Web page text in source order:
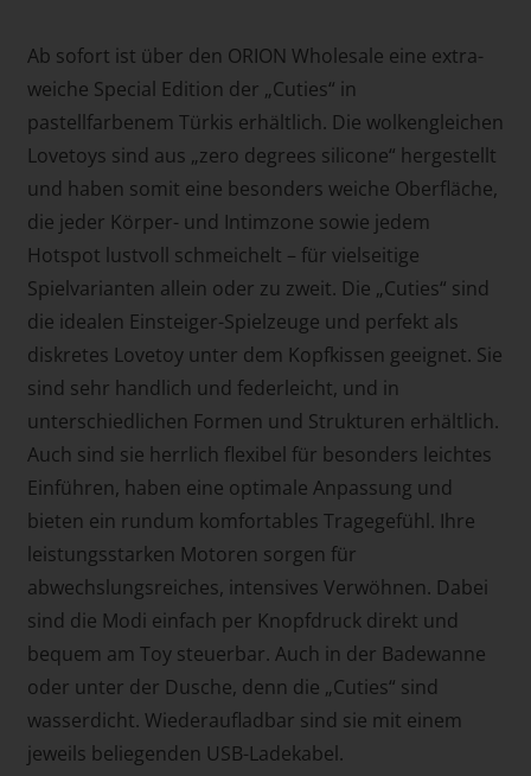
Ab sofort ist über den ORION Wholesale eine extra-
weiche Special Edition der „Cuties“ in
pastellfarbenem Türkis erhältlich. Die wolkengleichen
Lovetoys sind aus „zero degrees silicone“ hergestellt
und haben somit eine besonders weiche Oberfläche,
die jeder Körper- und Intimzone sowie jedem
Hotspot lustvoll schmeichelt – für vielseitige
Spielvarianten allein oder zu zweit. Die „Cuties“ sind
die idealen Einsteiger-Spielzeuge und perfekt als
diskretes Lovetoy unter dem Kopfkissen geeignet. Sie
sind sehr handlich und federleicht, und in
unterschiedlichen Formen und Strukturen erhältlich.
Auch sind sie herrlich flexibel für besonders leichtes
Einführen, haben eine optimale Anpassung und
bieten ein rundum komfortables Tragegefühl. Ihre
leistungsstarken Motoren sorgen für
abwechslungsreiches, intensives Verwöhnen. Dabei
sind die Modi einfach per Knopfdruck direkt und
bequem am Toy steuerbar. Auch in der Badewanne
oder unter der Dusche, denn die „Cuties“ sind
wasserdicht. Wiederaufladbar sind sie mit einem
jeweils beliegenden USB-Ladekabel.